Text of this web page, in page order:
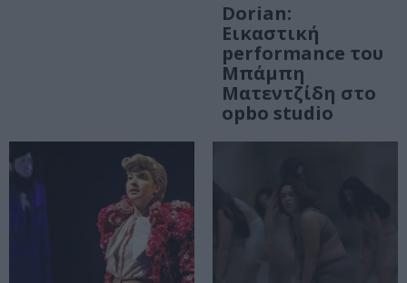
Dorian:
Εικαστική
performance του
Μπάμπη
Ματεντζίδη στο
opbo studio